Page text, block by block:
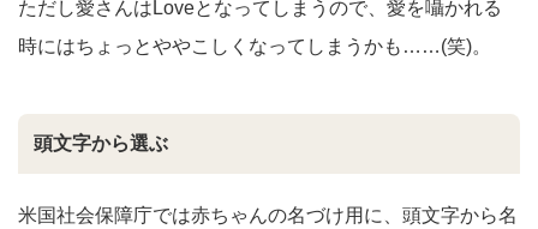
ただし愛さんはLoveとなってしまうので、愛を囁かれる
時にはちょっとややこしくなってしまうかも……(笑)。
頭文字から選ぶ
米国社会保障庁では赤ちゃんの名づけ用に、頭文字から名